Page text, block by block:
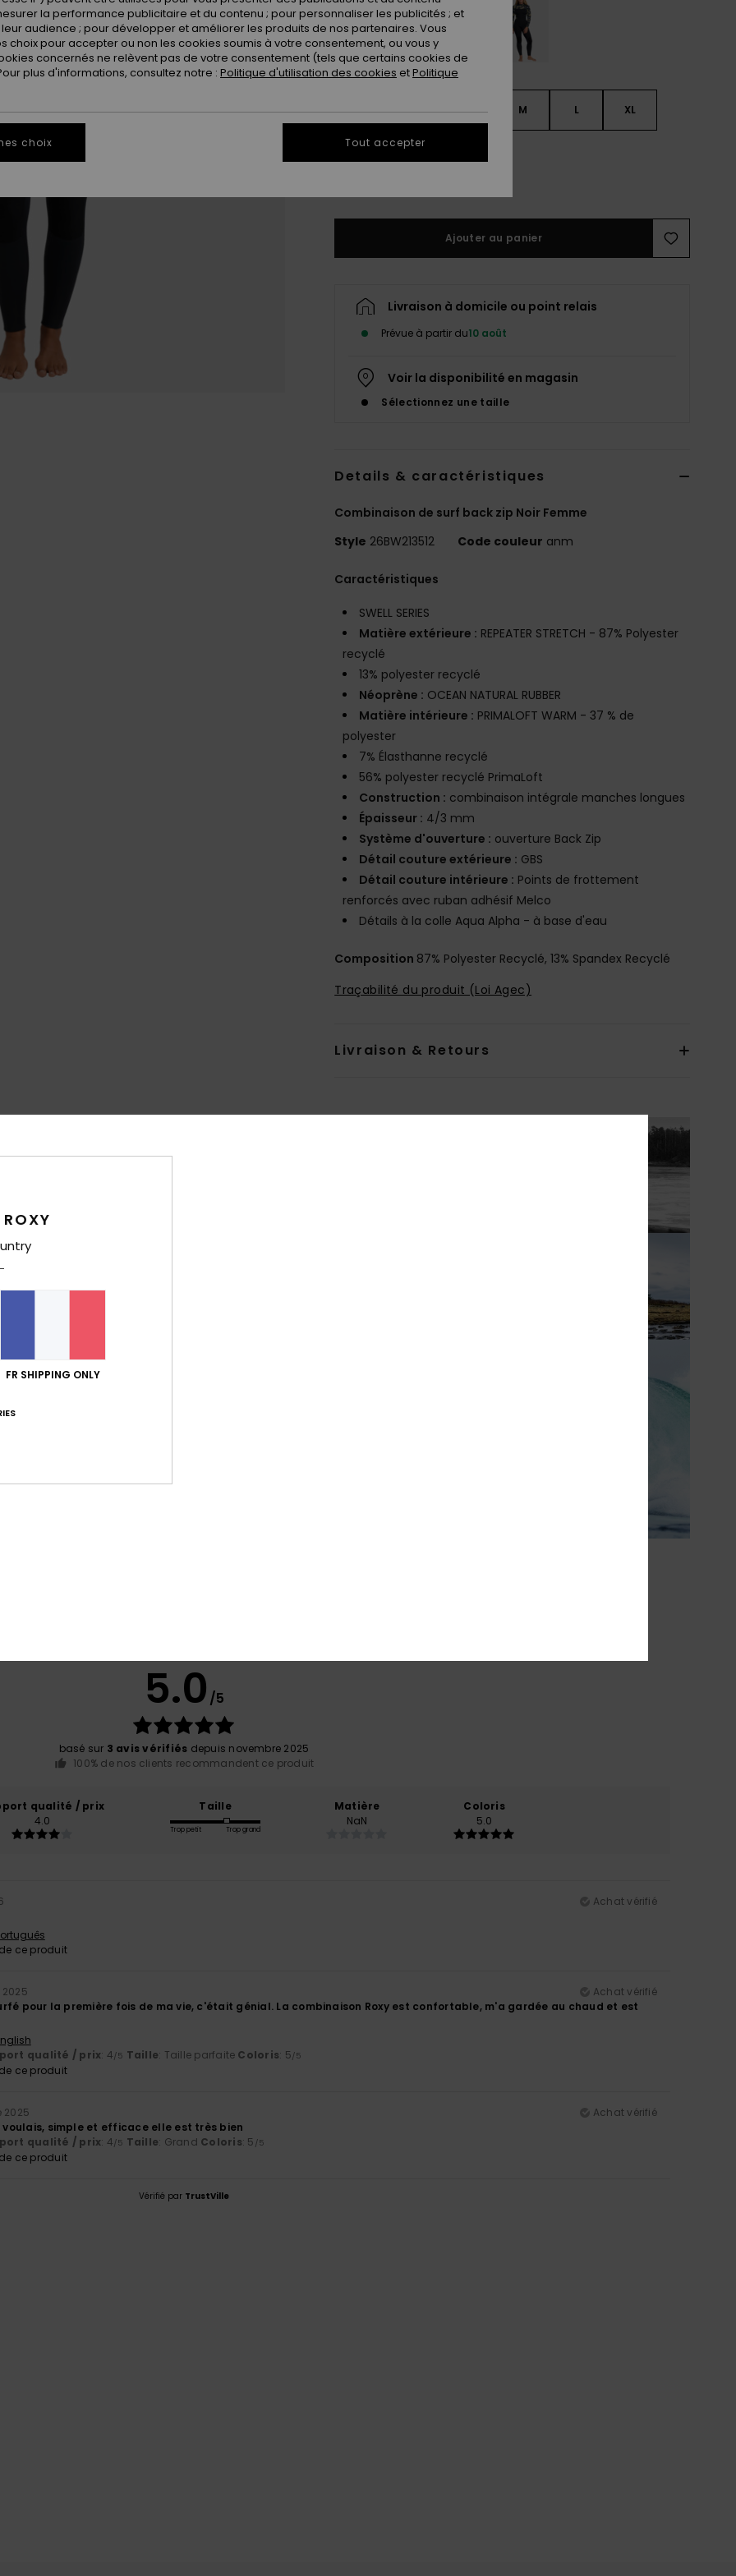
XXS XS S M L XL
XXL
Ajouter au panier
Livraison à domicile ou point relais
Prévue à partir du10 août
Voir la disponibilité en magasin
Sélectionnez une taille
Details & caractéristiques
Combinaison de surf back zip Noir Femme
Style 26BW213512 Code couleur anm
Caractéristiques
SWELL SERIES
Matière extérieure : REPEATER STRETCH - 87% Polyester
recyclé
13% polyester recyclé
Néoprène : OCEAN NATURAL RUBBER
Matière intérieure : PRIMALOFT WARM - 37 % de
polyester
7% Élasthanne recyclé
56% polyester recyclé PrimaLoft
Construction : combinaison intégrale manches longues
Épaisseur : 4/3 mm
Système d'ouverture : ouverture Back Zip
Détail couture extérieure : GBS
Détail couture intérieure : Points de frottement
renforcés avec ruban adhésif Melco
Détails à la colle Aqua Alpha - à base d'eau
Composition 87% Polyester Recyclé, 13% Spandex Recyclé
Traçabilité du produit (Loi Agec)
Livraison & Retours
5.0 /5
basé sur 3 avis vérifiés depuis novembre 2025
100% de nos clients recommandent ce produit
qualité / prix
4.0
Taille
Trop petit Trop grand
Matière
NaN
Coloris
5.0
Achat vérifié
ce produit
Achat vérifié
pour la première fois de ma vie, c'était génial. La combinaison Roxy est confortable, m'a gardée au chaud et est
qualité / prix: 4/5 Taille: Taille parfaite Coloris: 5/5
ce produit
2025
Achat vérifié
voulais, simple et efficace elle est très bien
qualité / prix: 4/5 Taille: Grand Coloris: 5 /5
ce produit
Vérifié par TrustVille
FR SHIPPING ONLY
la performance publicitaire et du contenu ; pour personnaliser les publicités ; et
audience ; pour développer et améliorer les produits de nos partenaires. Vous
choix pour accepter ou non les cookies soumis à votre consentement, ou vous y
concernés ne relèvent pas de votre consentement (tels que certains cookies de
plus d'informations, consultez notre : Politique d'utilisation des cookies etPolitique
choix Tout accepter